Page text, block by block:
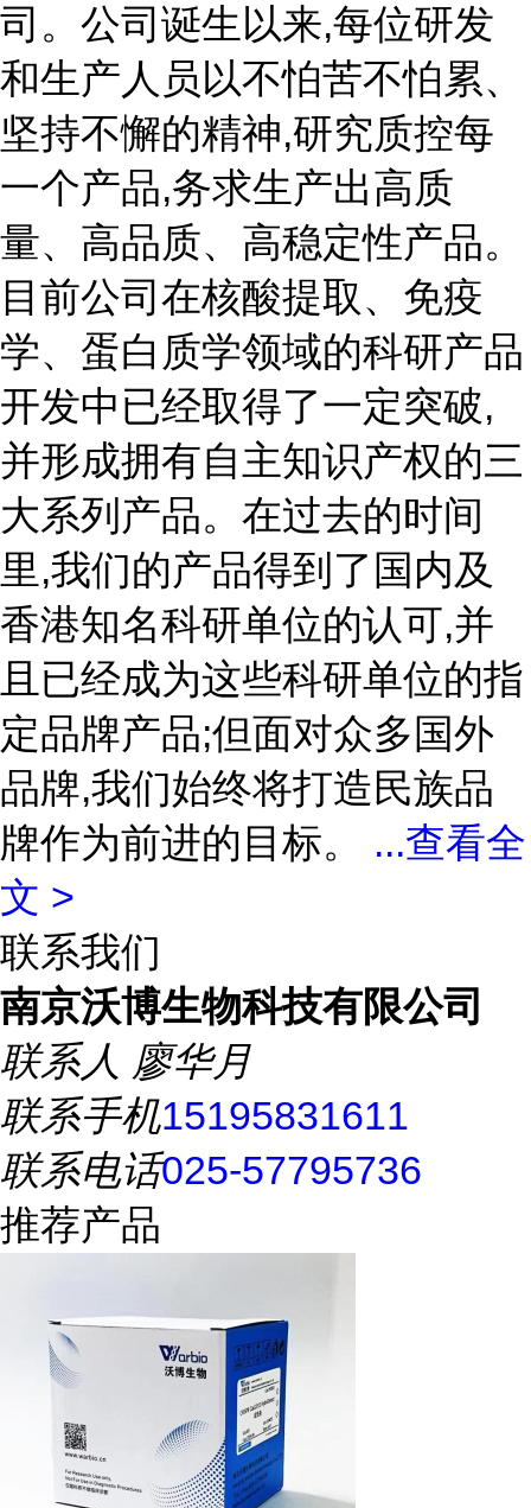
司。公司诞生以来,每位研发
和生产人员以不怕苦不怕累、
坚持不懈的精神,研究质控每
一个产品,务求生产出高质
量、高品质、高稳定性产品。
目前公司在核酸提取、免疫
学、蛋白质学领域的科研产品
开发中已经取得了一定突破,
并形成拥有自主知识产权的三
大系列产品。在过去的时间
里,我们的产品得到了国内及
香港知名科研单位的认可,并
且已经成为这些科研单位的指
定品牌产品;但面对众多国外
品牌,我们始终将打造民族品
牌作为前进的目标。 ...查看全
文 >
联系我们
南京沃博生物科技有限公司
联系人 廖华月
联系手机15195831611
联系电话025-57795736
推荐产品